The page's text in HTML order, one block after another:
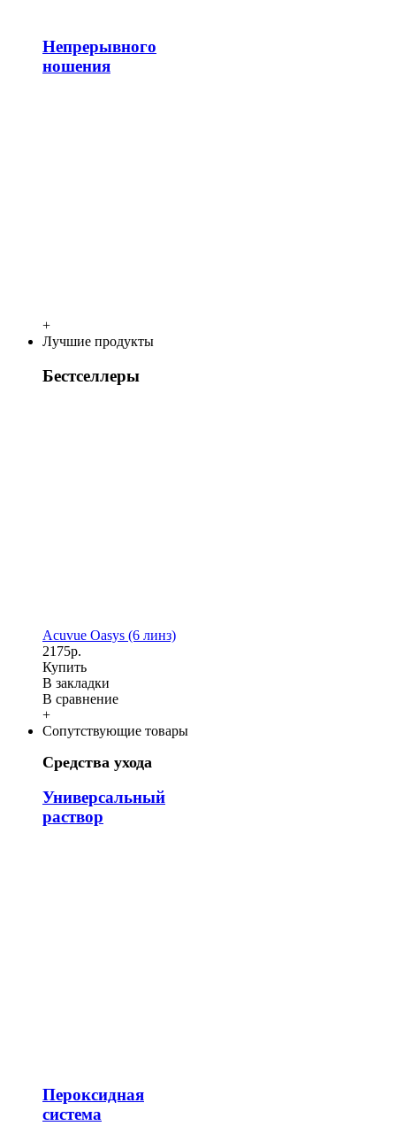
Непрерывного
ношения
+
Лучшие продукты
Бестселлеры
Acuvue Oasys (6 линз)
2175р.
Купить
В закладки
В сравнение
+
Сопутствующие товары
Средства ухода
Универсальный
раствор
Пероксидная
система